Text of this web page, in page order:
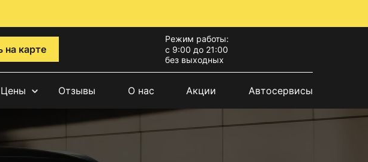
на карте
Режим работы:
с 9:00 до 21:00
без выходных
Цены Отзывы О нас Акции Автосервисы